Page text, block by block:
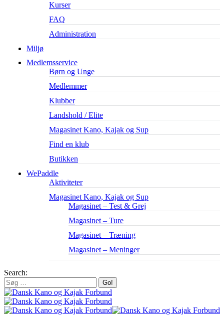
Kurser
FAQ
Administration
Miljø
Medlemsservice
Børn og Unge
Medlemmer
Klubber
Landshold / Elite
Magasinet Kano, Kajak og Sup
Find en klub
Butikken
WePaddle
Aktiviteter
Magasinet Kano, Kajak og Sup
Magasinet – Test & Grej
Magasinet – Ture
Magasinet – Træning
Magasinet – Meninger
Search: